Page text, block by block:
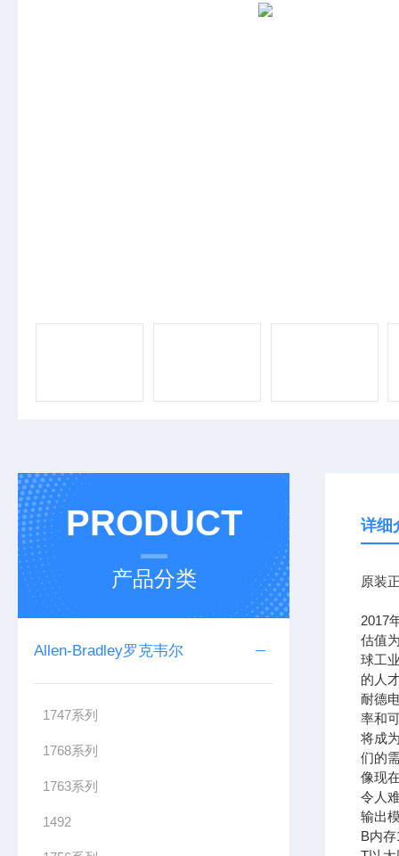
PRODUCT
产品分类
Allen-Bradley罗克韦尔
1747系列
1768系列
1763系列
1492
详细
原装
2017
估值
球工
的人
耐德
率和
将成
们的
像现
令人
输出
B内